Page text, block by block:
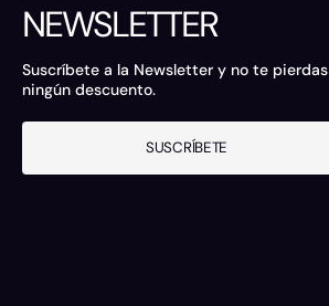
NEWSLETTER
Suscríbete a la Newsletter y no te pierdas
ningún descuento.
SUSCRÍBETE